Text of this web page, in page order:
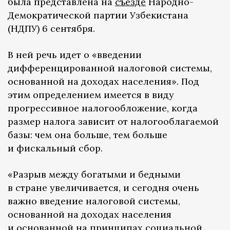
Демократической партии Узбекистана
(НДПУ) 6 сентября.
В ней речь идет о «введении
дифференцированной налоговой системы,
основанной на доходах населения». Под
этим определением имеется в виду
прогрессивное налогообложение, когда
размер налога зависит от налогооблагаемой
базы: чем она больше, тем больше
и фискальный сбор.
«Разрыв между богатыми и бедными
в стране увеличивается, и сегодня очень
важно введение налоговой системы,
основанной на доходах населения